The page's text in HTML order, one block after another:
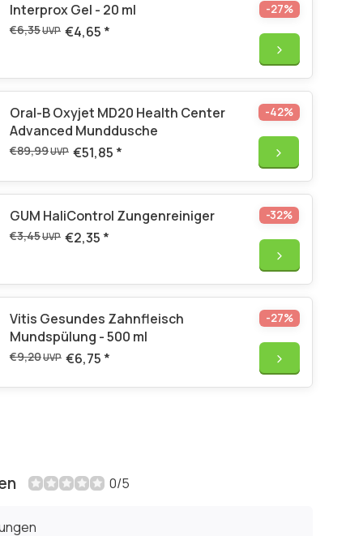
Interprox Gel - 20 ml
€6,35UVP €4,65 *
-27%
Oral-B Oxyjet MD20 Health Center
Advanced Munddusche
€89,99UVP €51,85 *
-42%
GUM HaliControl Zungenreiniger
€3,45UVP €2,35 *
-32%
Vitis Gesundes Zahnfleisch
Mundspülung - 500 ml
€9,20UVP €6,75 *
-27%
0/5